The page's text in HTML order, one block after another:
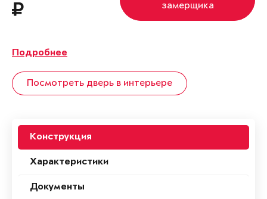
замерщика
Подробнее
Посмотреть дверь в интерьере
Конструкция
Характеристики
Документы